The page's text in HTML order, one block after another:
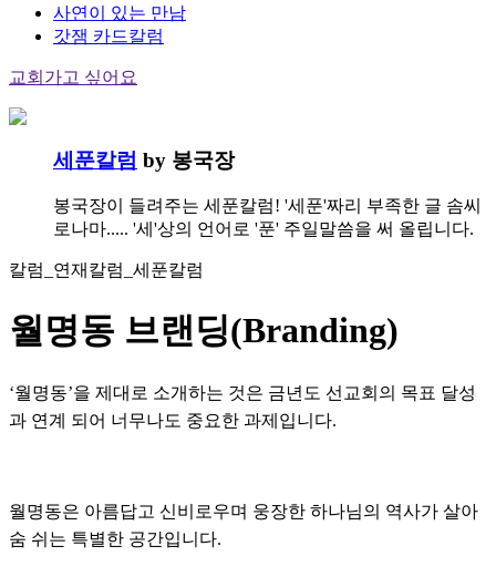
사연이 있는 만남
갓잼 카드칼럼
교회가고 싶어요
세푼칼럼 by 봉국장
봉국장이 들려주는 세푼칼럼! '세푼'짜리 부족한 글 솜씨
로나마..... '세'상의 언어로 '푼' 주일말씀을 써 올립니다.
칼럼_연재칼럼_세푼칼럼
월명동 브랜딩(Branding)
‘월명동’을 제대로 소개하는 것은 금년도 선교회의 목표 달성
과 연계 되어 너무나도 중요한 과제입니다.
월명동은 아름답고 신비로우며 웅장한 하나님의 역사가 살아
숨 쉬는 특별한 공간입니다.